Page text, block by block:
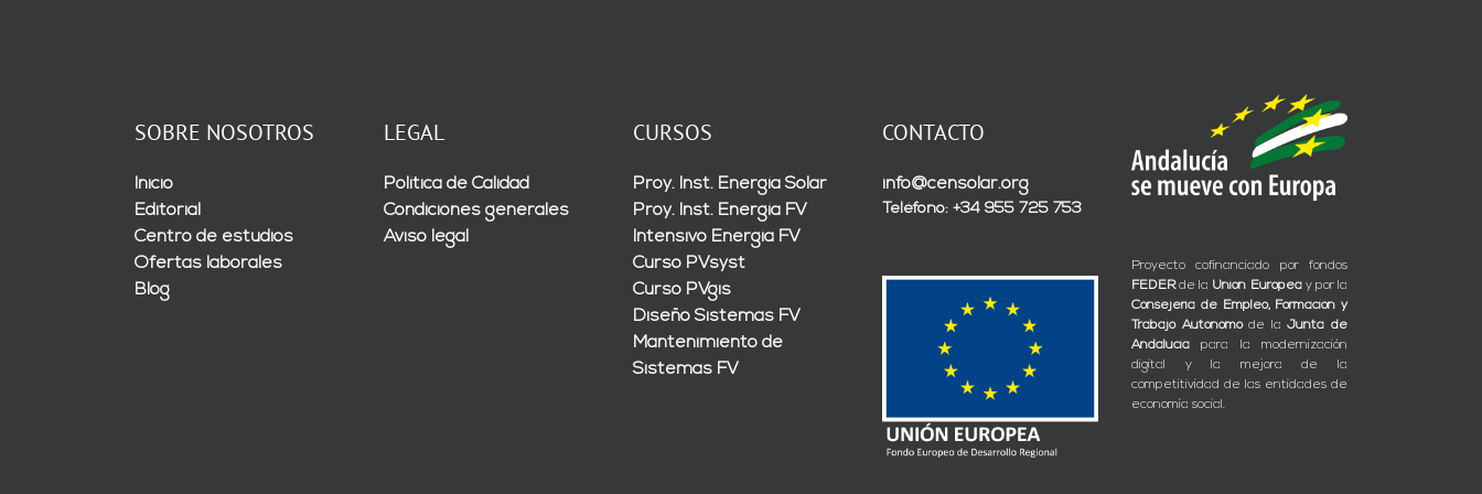
SOBRE NOSOTROS
Inicio
Editorial
Centro de estudios
Ofertas laborales
Blog
LEGAL
Política de Calidad
Condiciones generales
Aviso legal
CURSOS
Proy. Inst. Energía Solar
Proy. Inst. Energía FV
Intensivo Energía FV
Curso PVsyst
Curso PVgis
Diseño Sistemas FV
Mantenimiento de
Sistemas FV
CONTACTO
info@censolar.org
Teléfono: +34 955 725 753
Proyecto cofinanciado por fondos
FEDERde la Unión Europeay por la
Consejería de Empleo, Formación y
Trabajo Autónomode laJunta de
Andalucía para la modernización
digital y la mejora de la
competitividad de las entidades de
economía social.